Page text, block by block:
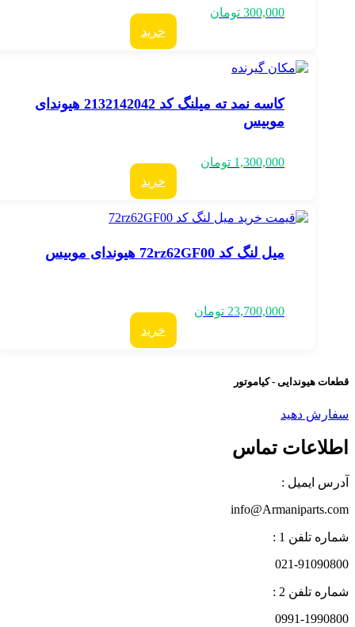
300,000 تومان
خرید
کاسه نمد ته میلنگ کد 2132142042 هیوندای
موبیس
1,300,000 تومان
خرید
میل لنگ کد 72rz62GF00 هیوندای موبیس
23,700,000 تومان
خرید
هیوندایی - کیاموتور
دهید
تماس
ایمیل :
تلفن 1 :
021-
تلفن 2 :
0991-